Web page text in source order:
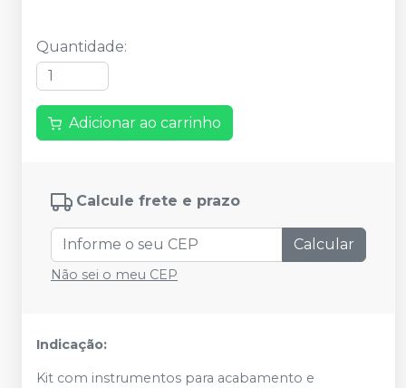
Quantidade:
Adicionar ao carrinho
Calcule frete e prazo
Calcular
Não sei o meu CEP
Indicação:
Kit com instrumentos para acabamento e